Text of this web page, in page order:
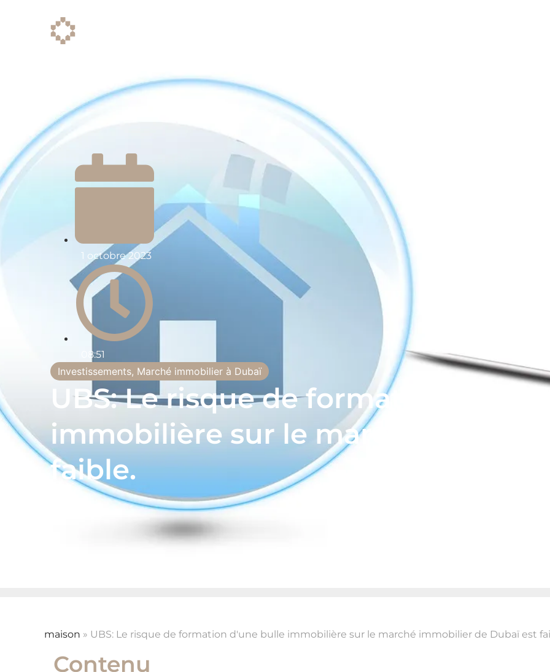
1 octobre 2023
08:51
Investissements, Marché immobilier à Dubaï
UBS: Le risque de formation d'une
immobilière sur le marché
faible.
maison » UBS: Le risque de formation d'une bulle immobilière sur le marché immobilier de Dubaï est
Contenu